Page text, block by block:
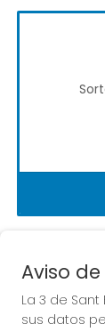
Aviso
La 3 de
sus datos